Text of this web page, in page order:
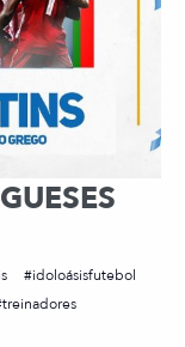
idoloásisfutebol
treinadores